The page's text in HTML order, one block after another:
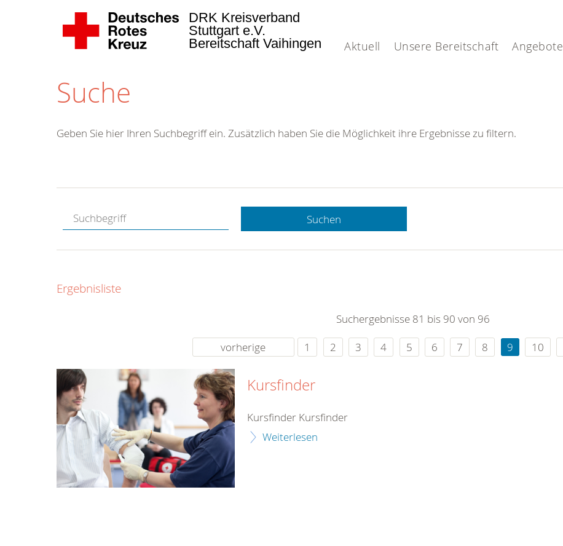
Aktuell Unsere Bereitschaft Angebote
DRK Kreisverband
Stuttgart e.V.
Bereitschaft Vaihingen
Suche
Hotline.
gerne.
rund um die Uhr
Geben Sie hier Ihren Suchbegriff ein. Zusätzlich haben Sie die Möglichkeit ihre Ergebnisse zu filtern.
Suchen
Ergebnisliste
Suchergebnisse 81 bis 90 von 96
vorherige
1 2 3 4 5 6 7 8 9 10
Kursfinder
Kursfinder Kursfinder
Weiterlesen